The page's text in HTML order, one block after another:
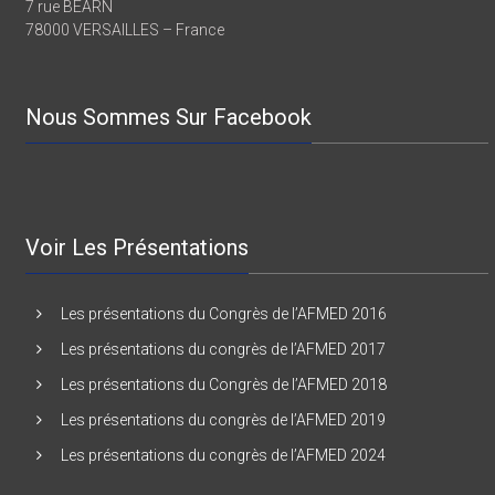
7 rue BEARN
78000 VERSAILLES – France
Nous Sommes Sur Facebook
Voir Les Présentations
Les présentations du Congrès de l’AFMED 2016
Les présentations du congrès de l’AFMED 2017
Les présentations du Congrès de l’AFMED 2018
Les présentations du congrès de l’AFMED 2019
Les présentations du congrès de l’AFMED 2024